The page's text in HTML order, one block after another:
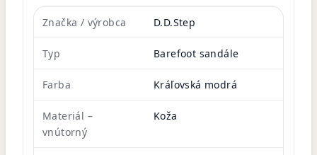
Značka / výrobca D.D.Step
Typ Barefoot sandále
Farba Kráľovská modrá
Materiál –
vnútorný
Koža